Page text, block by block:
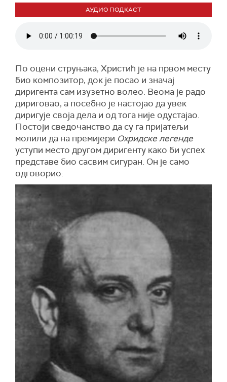
АУДИО ПОДКАСТ
По оцени струњака, Христић је на првом месту
био композитор, док је посао и значај
диригента сам изузетно волео. Веома је радо
дириговао, а посебно је настојао да увек
диригује своја дела и од тога није одустајао.
Постоји сведочанство да су га пријатељи
молили да на премијери Охридске легенде
уступи место другом диригенту како би успех
представе био сасвим сигуран. Он је само
одговорио: